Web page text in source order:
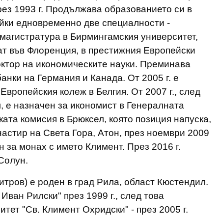
1993 г. Продължава образованието си в
едновременно две специалности -
в Бирмингамския университет,
във Флоренция, в престижния Европейски
на икономическите науки. Преминава
на Германия и Канада. От 2005 г. е
колеж в Белгия. От 2007 г., след
е назначен за икономист в Генералната
комисия в Брюксел, която позиция напуска,
на Света Гора, Атон, през ноември 2009
за монах с името Климент. През 2016 г.
е роден в град Рила, област Кюстендил.
Рилски" през 1999 г., след това
"Св. Климент Охридски" - през 2005 г.